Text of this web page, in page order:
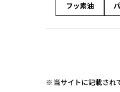
フッ素油
当サイトに記載され